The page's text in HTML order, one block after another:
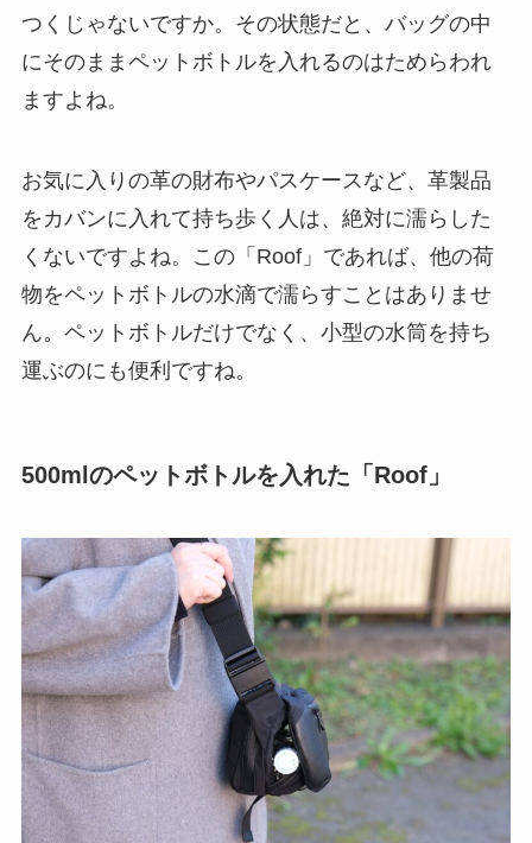
つくじゃないですか。その状態だと、バッグの中
にそのままペットボトルを入れるのはためらわれ
ますよね。
お気に入りの革の財布やパスケースなど、革製品
をカバンに入れて持ち歩く人は、絶対に濡らした
くないですよね。この「Roof」であれば、他の荷
物をペットボトルの水滴で濡らすことはありませ
ん。ペットボトルだけでなく、小型の水筒を持ち
運ぶのにも便利ですね。
500mlのペットボトルを入れた「Roof」